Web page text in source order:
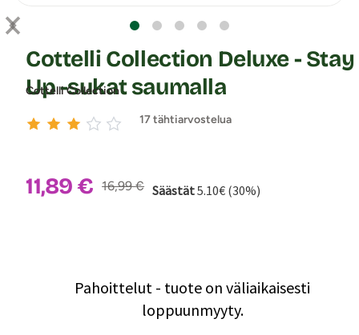
Cottelli Collection
Cottelli Collection Deluxe - Stay
Up -sukat saumalla
17 tähtiarvostelua
Alennushinta:
11,89 € Normaalihinta:
16,99 € Säästät5.10€ (30%)
Pahoittelut - tuote on väliaikaisesti
loppuunmyyty.